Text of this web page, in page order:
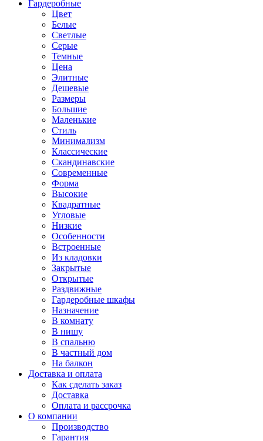
Гардеробные
Цвет
Белые
Светлые
Серые
Темные
Цена
Элитные
Дешевые
Размеры
Большие
Маленькие
Стиль
Минимализм
Классические
Скандинавские
Современные
Форма
Высокие
Квадратные
Угловые
Низкие
Особенности
Встроенные
Из кладовки
Закрытые
Открытые
Раздвижные
Гардеробные шкафы
Назначение
В комнату
В нишу
В спальню
В частный дом
На балкон
Доставка и оплата
Как сделать заказ
Доставка
Оплата и рассрочка
О компании
Производство
Гарантия